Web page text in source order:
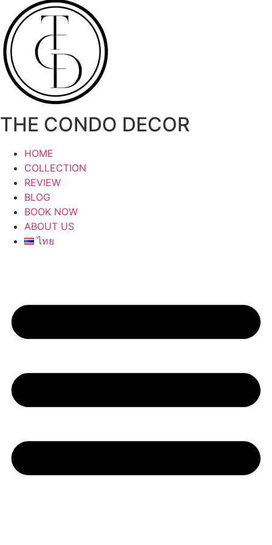
content
THE CONDO DECOR
HOME
COLLECTION
REVIEW
BLOG
BOOK NOW
ABOUT US
ไทย